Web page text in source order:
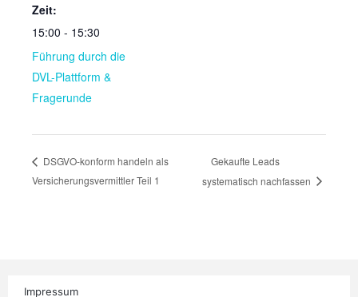
Zeit:
15:00 - 15:30
Führung durch die
DVL-Plattform &
Fragerunde
DSGVO-konform handeln als
Versicherungsvermittler Teil 1
Gekaufte Leads
systematisch nachfassen
Impressum